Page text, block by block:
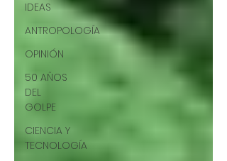
IDEAS
ANTROPOLOGÍA
OPINIÓN
50 AÑOS
DEL
GOLPE
CIENCIA Y
TECNOLOGÍA